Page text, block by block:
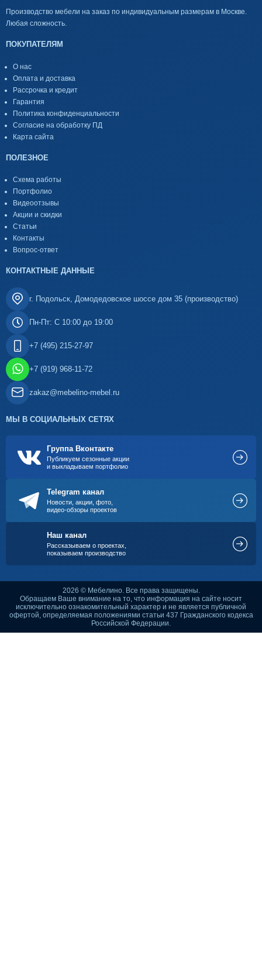
Производство мебели на заказ по индивидуальным размерам в Москве.
Любая сложность.
ПОКУПАТЕЛЯМ
О нас
Оплата и доставка
Рассрочка и кредит
Гарантия
Политика конфиденциальности
Согласие на обработку ПД
Карта сайта
ПОЛЕЗНОЕ
Схема работы
Портфолио
Видеоотзывы
Акции и скидки
Статьи
Контакты
Вопрос-ответ
КОНТАКТНЫЕ ДАННЫЕ
г. Подольск, Домодедовское шоссе дом 35 (производство)
Пн-Пт: С 10:00 до 19:00
+7 (495) 215-27-97
+7 (919) 968-11-72
zakaz@mebelino-mebel.ru
МЫ В СОЦИАЛЬНЫХ СЕТЯХ
Группа Вконтакте
Публикуем сезонные акции
и выкладываем портфолио
Telegram канал
Новости, акции, фото,
видео-обзоры проектов
Наш канал
Рассказываем о проектах,
показываем производство
2026 © Мебелино. Все права защищены.
Обращаем Ваше внимание на то, что информация на сайте носит
исключительно ознакомительный характер и не является публичной
офертой, определяемая положениями статьи 437 Гражданского кодекса
Российской Федерации.